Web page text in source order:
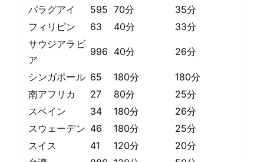
パラグアイ 595 70分
35分
フィリピン
63 40分
33分
サウジアラビ
ア
996 40分 26分
シンガポール 65 180分
180分
南アフリカ
27 80分
25分
スペイン
34 180分
26分
スウェーデン 46 180分
25分
スイス
41 120分
20分